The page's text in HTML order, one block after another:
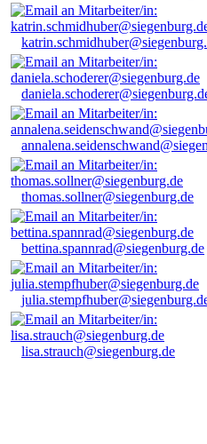
thomas.sollner@siegenburg.de
bettina.spannrad@siegenburg.de
lisa.strauch@siegenburg.de